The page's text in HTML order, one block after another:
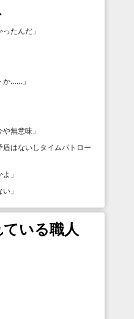
ったんだ 」
か…… 」
や無意味 」
はないしタイムパトロー
よ 」
い 」
いる職人